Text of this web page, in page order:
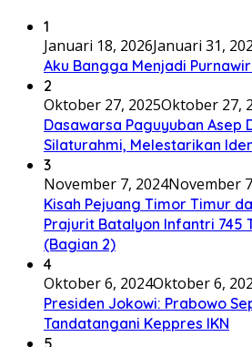
1
Januari 18, 2026Januari 31,
Aku Bangga Menjadi
2
Oktober 27, 2025Oktober 27,
Dasawarsa Paguyuban Asep
Silaturahmi, Melestarikan
3
November 7, 2024November
Kisah Pejuang Timor Timur
Prajurit Batalyon Infantri 745
(Bagian 2)
4
Oktober 6, 2024Oktober 6,
Presiden Jokowi: Prabowo
Tandatangani Keppres IKN
5